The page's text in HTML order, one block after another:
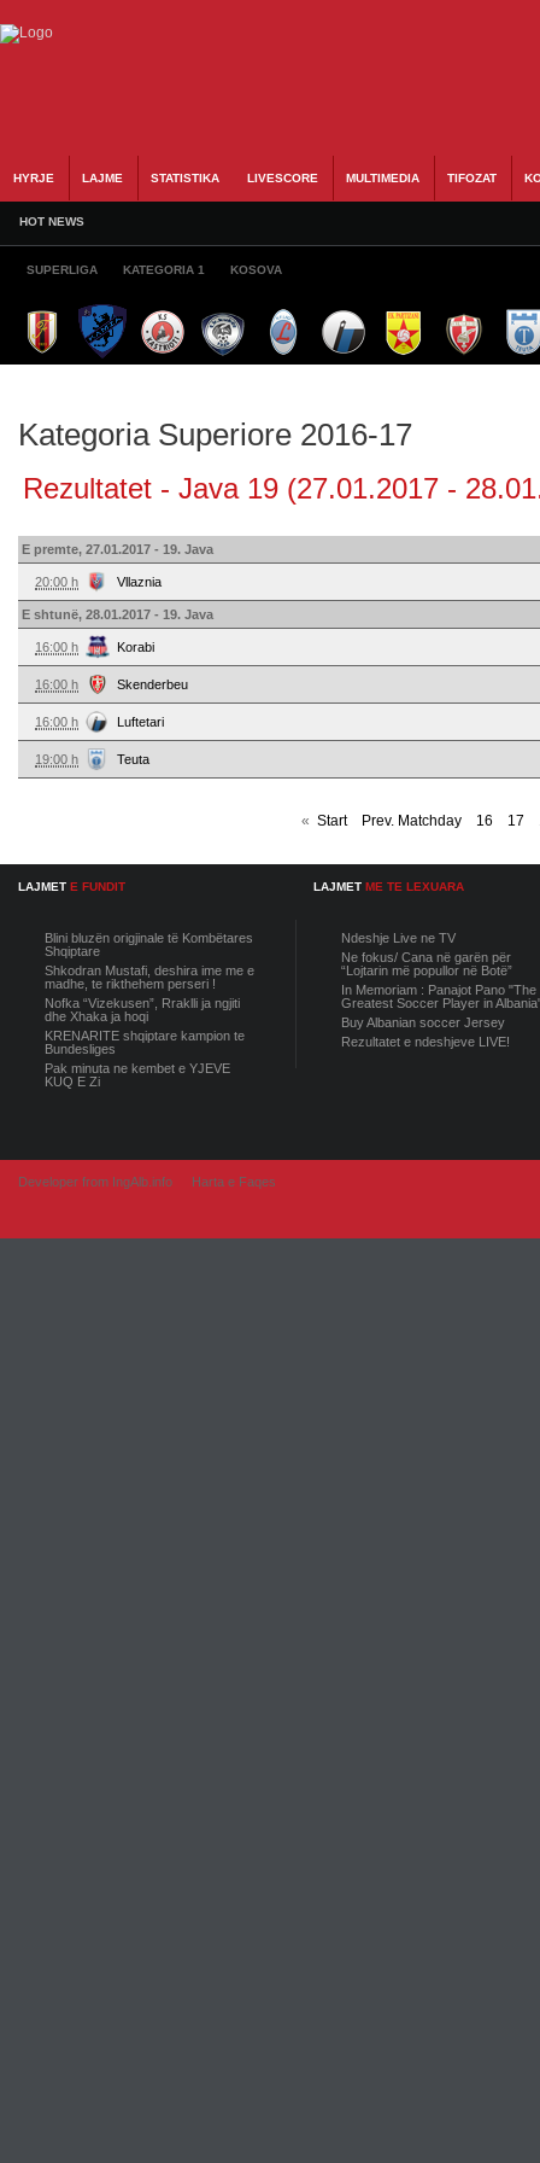
HYRJE LAJME STATISTIKA LIVESCORE MULTIMEDIA TIFOZAT
HOT NEWS
SUPERLIGA KATEGORIA 1 KOSOVA
Kategoria Superiore 2016-17
Rezultatet - Java 19 (27.01.2017 -
E premte, 27.01.2017 - 19. Java
20:00 h Vllaznia
E shtunë, 28.01.2017 - 19. Java
16:00 h Korabi
16:00 h Skenderbeu
16:00 h Luftetari
19:00 h Teuta
« Start Prev. Matchday 16 17
LAJMET E FUNDIT
Blini bluzën origjinale të Kombëtares
Shqiptare
Shkodran Mustafi, deshira ime me e
madhe, te rikthehem perseri !
Nofka “Vizekusen”, Rraklli ja ngjiti
dhe Xhaka ja hoqi
KRENARITE shqiptare kampion te
Bundesliges
Pak minuta ne kembet e YJEVE
KUQ E Zi
LAJMET ME TE LEXUARA
Ndeshje Live ne TV
Ne fokus/ Cana në garën për
“Lojtarin më popullor në Botë”
In Memoriam : Panajot Pano "The
Greatest Soccer Player in
Buy Albanian soccer Jersey
Rezultatet e ndeshjeve LIVE!
Developer from IngAlb.info Harta e Faqes